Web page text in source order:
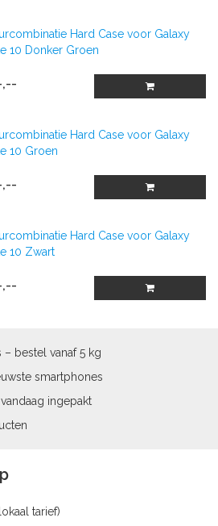
Hard Case voor Galaxy
10 Donker Groen
Hard Case voor Galaxy
10 Groen
Hard Case voor Galaxy
10 Zwart
– bestel vanaf 5 kg
smartphones
ingepakt
tarief)